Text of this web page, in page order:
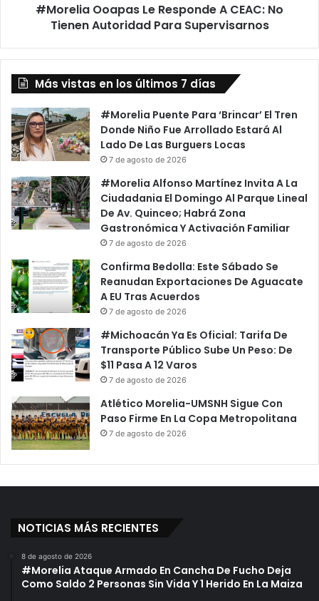
Supervisarnos
#Morelia Ooapas Le Responde A CEAC: No
Tienen Autoridad Para Supervisarnos
Más vistas en los últimos 7 días
#Morelia Puente Para ‘Brincar’ El Tren
Donde Niño Fue Arrollado Estará Al
Lado De Las Burguers Locas
7 de agosto de 2026
#Morelia Alfonso Martínez Invita A La
Ciudadania El Domingo Al Parque Lineal
De Av. Quinceo; Habrá Zona
Gastronómica Y Activación Familiar
7 de agosto de 2026
Confirma Bedolla: Este Sábado Se
Reanudan Exportaciones De Aguacate
A EU Tras Acuerdos
7 de agosto de 2026
#Michoacán Ya Es Oficial: Tarifa De
Transporte Público Sube Un Peso: De
$11 Pasa A 12 Varos
7 de agosto de 2026
Atlético Morelia-UMSNH Sigue Con
Paso Firme En La Copa Metropolitana
7 de agosto de 2026
NOTICIAS MÁS RECIENTES
8 de agosto de 2026
#Morelia Ataque Armado En Cancha De Fucho Deja
Como Saldo 2 Personas Sin Vida Y 1 Herido En La Maiza